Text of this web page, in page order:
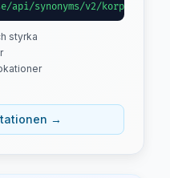
synonyms/v2/korpulent
styrka
→